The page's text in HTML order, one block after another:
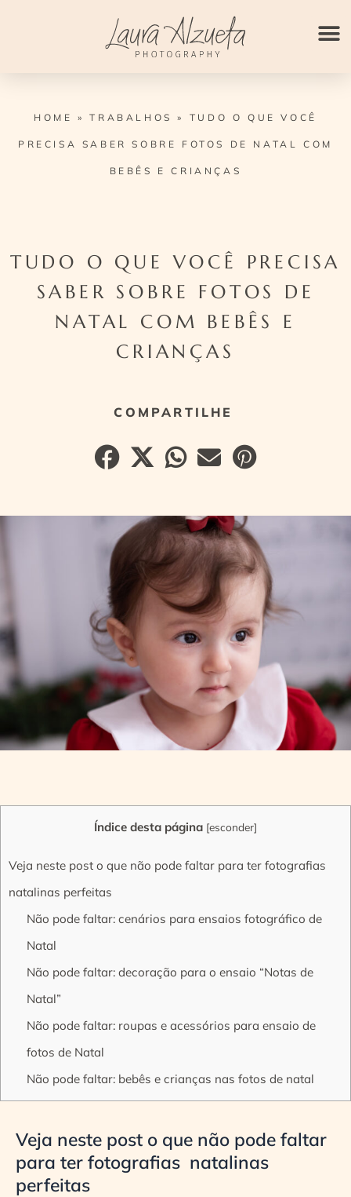
HOME »TRABALHOS » TUDO O QUE VOCÊ
PRECISA SABER SOBRE FOTOS DE NATAL COM
BEBÊS E CRIANÇAS
TUDO O QUE VOCÊ PRECISA
SABER SOBRE FOTOS DE
NATAL COM BEBÊS E
CRIANÇAS
Índice desta página [esconder]
Veja neste post o que não pode faltar para ter fotografias
natalinas perfeitas
Não pode faltar: cenários para ensaios fotográfico de
Natal
Não pode faltar: decoração para o ensaio “Notas de
Natal”
Não pode faltar: roupas e acessórios para ensaio de
fotos de Natal
Não pode faltar: bebês e crianças nas fotos de natal
Veja neste post o que não pode faltar
para ter fotografias natalinas
perfeitas